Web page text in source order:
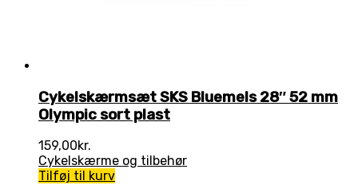
Cykelskærmsæt SKS Bluemels 28″ 52 mm
Olympic sort plast
159,00kr.
Cykelskærme og tilbehør
Tilføj til kurv